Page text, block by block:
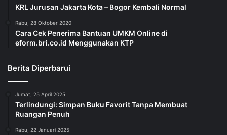
KRL Jurusan Jakarta Kota – Bogor Kembali Normal
Rabu, 28 Oktober 2020
Cara Cek Penerima Bantuan UMKM Online di
eform.bri.co.id Menggunakan KTP
Berita Diperbarui
Jumat, 25 April 2025
Terlindungi: Simpan Buku Favorit Tanpa Membuat
Ruangan Penuh
Rabu, 22 Januari 2025